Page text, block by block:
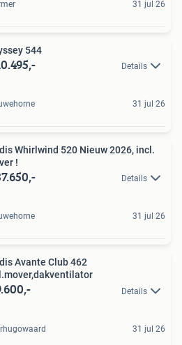
31 jul 26
544
Details
31 jul 26
Whirlwind 520 Nieuw 2026, incl.
!
Details
31 jul 26
Avante Club 462
Details
31 jul 26